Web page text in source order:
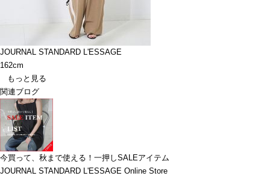
JOURNAL STANDARD L'ESSAGE
162cm
もっと見る
関連ブログ
今買って、秋まで使える！一押しSALEアイテム
JOURNAL STANDARD L'ESSAGE Online Store